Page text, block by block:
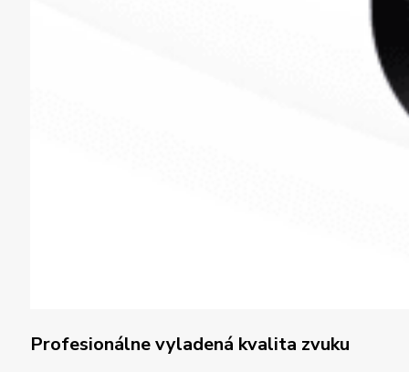
Profesionálne vyladená kvalita zvuku